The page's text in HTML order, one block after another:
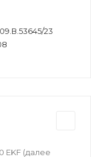
23
EKF (далее